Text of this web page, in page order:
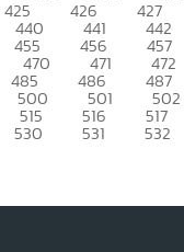
425 426 427
440 441 442
455 456 457
470 471 472
485 486 487
500 501 502
515 516 517
530 531 532